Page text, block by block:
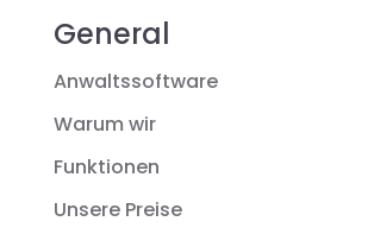
General
Anwaltssoftware
Warum wir
Funktionen
Unsere Preise